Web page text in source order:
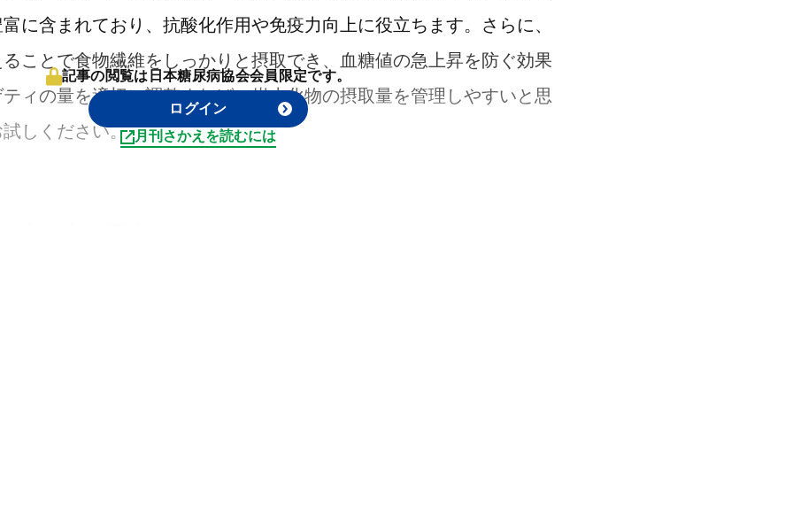
に含まれており、抗酸化作用や免疫力向上に役立ちます。さらに、
ことで食物繊維をしっかりと摂取でき、血糖値の急上昇を防ぐ効果
ィの量を適切に調整すれば、炭水化物の摂取量を管理しやすいと思
しください。
記事の閲覧は日本糖尿病協会会員限定です。
ログイン
月刊さかえを読むには